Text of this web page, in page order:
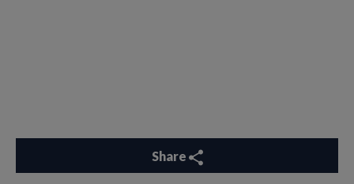
Share